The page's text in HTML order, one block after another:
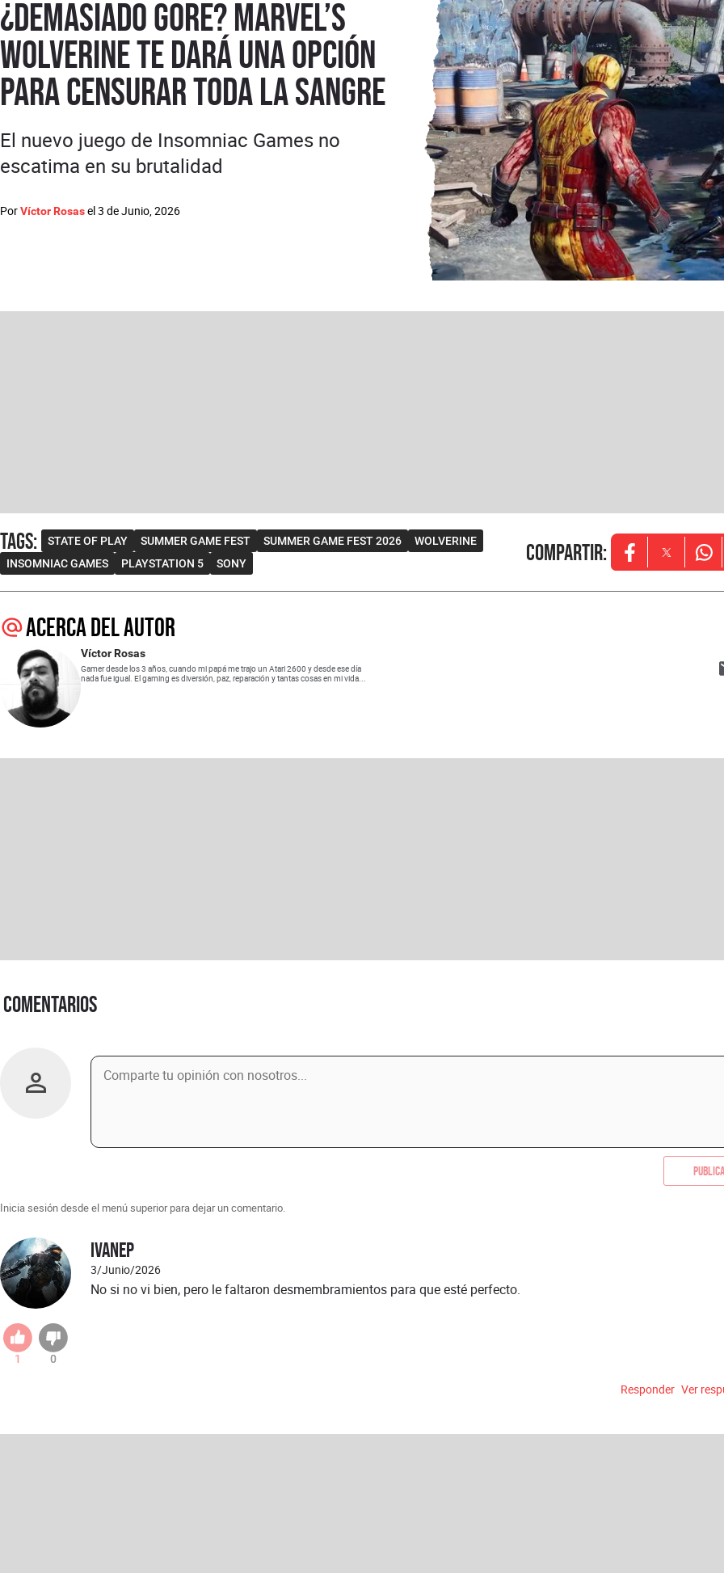
¿Demasiado gore? Marvel’s
Wolverine te dará una opción
para censurar toda la sangre
PorVíctor Rosasel3 de Junio, 2026
El nuevo juego de Insomniac Games no
escatima en su brutalidad
Tags: STATE OF PLAY SUMMER GAME FEST SUMMER GAME FEST 2026
WOLVERINE
INSOMNIAC GAMES
PLAYSTATION 5 SONY Compartir: Opens in new
Opens in
Acerca del autor
Víctor Rosas
Gamer desde los 3 años, cuando mi papá me trajo un Atari 2600 y desde ese día
nada fue igual. El gaming es diversión, paz, reparación y tantas cosas en mi vida...
Comentarios
Inicia sesión desde el menú superior para dejar un comentario.
IvanEP
3/Junio/2026
1 0
No si no vi bien, pero le faltaron desmembramientos para que esté perfecto.
Responder Ver